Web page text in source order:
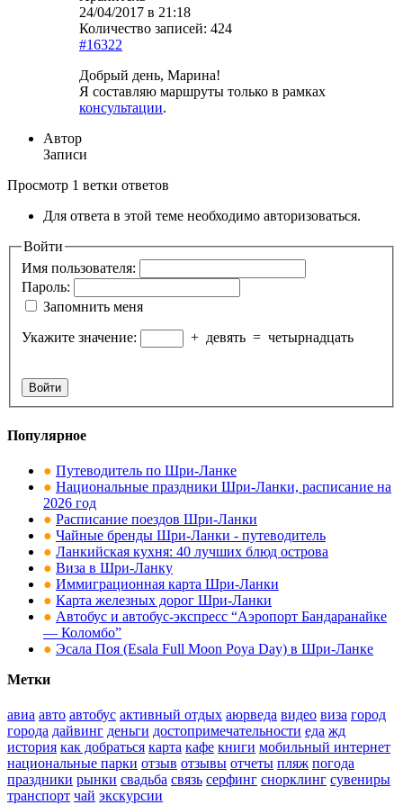
24/04/2017 в 21:18
Количество записей: 424
#16322
Добрый день, Марина!
Я составляю маршруты только в рамках
консультации.
Автор
Записи
Просмотр 1 ветки ответов
Для ответа в этой теме необходимо авторизоваться.
Войти
Имя пользователя:
Пароль:
Запомнить меня
Укажите значение:
+ девять = четырнадцать
Войти
Популярное
● Путеводитель по Шри-Ланке
● Национальные праздники Шри-Ланки, расписание на
2026 год
● Расписание поездов Шри-Ланки
● Чайные бренды Шри-Ланки - путеводитель
● Ланкийская кухня: 40 лучших блюд острова
● Виза в Шри-Ланку
● Иммиграционная карта Шри-Ланки
● Карта железных дорог Шри-Ланки
● Автобус и автобус-экспресс “Аэропорт Бандаранайке
— Коломбо”
● Эсала Поя (Esala Full Moon Poya Day) в Шри-Ланке
Метки
авиа авто автобус активный отдых аюрведа видео виза город
города дайвинг деньги достопримечательности еда жд
история как добраться карта кафе книги мобильный интернет
национальные парки отзыв отзывы отчеты пляж погода
праздники рынки свадьба связь серфинг снорклинг сувениры
транспорт чай экскурсии